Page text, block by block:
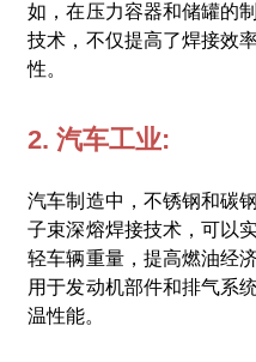
如，在压力容器和储罐的
技术，不仅提高了焊接效
性。
2. 汽车工业:
汽车制造中，不锈钢和碳
子束深熔焊接技术，可以
轻车辆重量，提高燃油经
用于发动机部件和排气系
温性能。